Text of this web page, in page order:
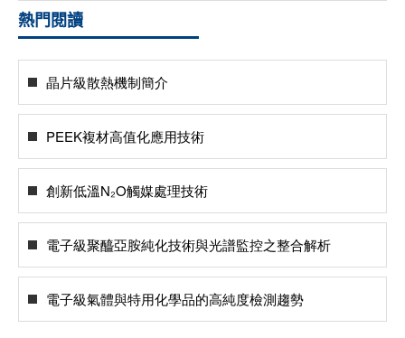
熱門閱讀
晶片級散熱機制簡介
PEEK複材高值化應用技術
創新低溫N₂O觸媒處理技術
電子級聚醯亞胺純化技術與光譜監控之整合解析
電子級氣體與特用化學品的高純度檢測趨勢